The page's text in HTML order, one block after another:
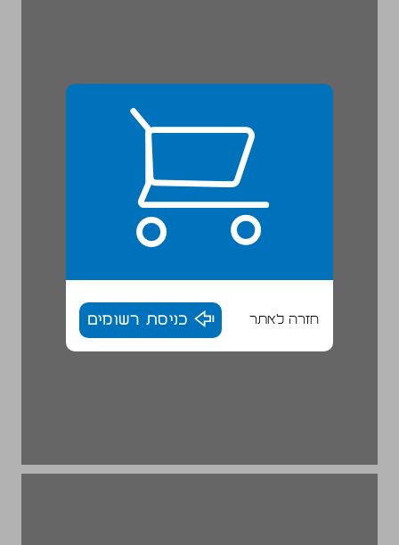
חזרה לאתר כניסת רשומים